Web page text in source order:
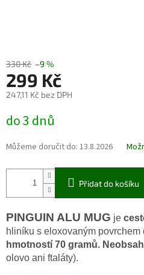
330 Kč –9 %
299 Kč
247,11 Kč bez DPH
cena:
do 3 dnů
Můžeme doručit do: 13.8.2026
Přidat do košíku
PINGUIN ALU MUG je
hliníku s eloxovaným povrchem
hmotností 70 gramů.
olovo ani ftaláty).